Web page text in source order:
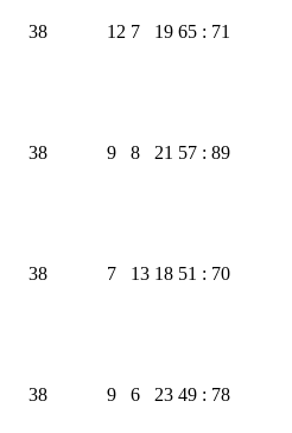
38 12 7 19 65 : 71
38 9 8 21 57 : 89
38 7 13 18 51 : 70
38 9 6 23 49 : 78